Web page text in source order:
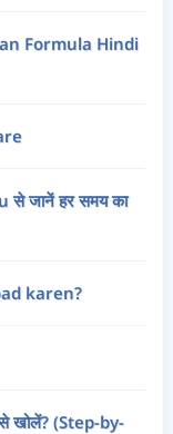
Formula Hindi
जानें हर समय का
karen?
खोलें? (Step-by-